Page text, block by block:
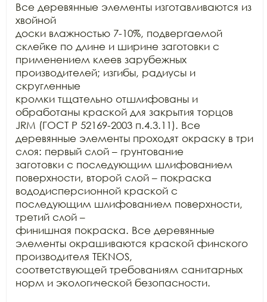
Все деревянные элементы изготавливаются из
хвойной
доски влажностью 7-10%, подвергаемой
склейке по длине и ширине заготовки с
применением клеев зарубежных
производителей; изгибы, радиусы и
скругленные
кромки тщательно отшлифованы и
обработаны краской для закрытия торцов
JRM (ГОСТ Р 52169-2003 п.4.3.11). Все
деревянные элементы проходят окраску в три
слоя: первый слой – грунтование
заготовки с последующим шлифованием
поверхности, второй слой – покраска
вододисперсионной краской с
последующим шлифованием поверхности,
третий слой –
финишная покраска. Все деревянные
элементы окрашиваются краской финского
производителя TEKNOS,
соответствующей требованиям санитарных
норм и экологической безопасности.